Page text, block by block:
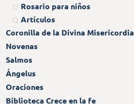
Rosario para niños
Artículos
Coronilla de la Divina Misericordia
Novenas
Salmos
Ángelus
Oraciones
Biblioteca Crece en la fe